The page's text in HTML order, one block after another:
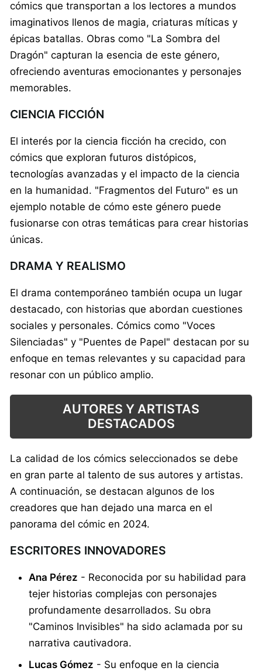
cómics que transportan a los lectores a mundos
imaginativos llenos de magia, criaturas míticas y
épicas batallas. Obras como "La Sombra del
Dragón" capturan la esencia de este género,
ofreciendo aventuras emocionantes y personajes
memorables.
CIENCIA FICCIÓN
El interés por la ciencia ficción ha crecido, con
cómics que exploran futuros distópicos,
tecnologías avanzadas y el impacto de la ciencia
en la humanidad. "Fragmentos del Futuro" es un
ejemplo notable de cómo este género puede
fusionarse con otras temáticas para crear historias
únicas.
DRAMA Y REALISMO
El drama contemporáneo también ocupa un lugar
destacado, con historias que abordan cuestiones
sociales y personales. Cómics como "Voces
Silenciadas" y "Puentes de Papel" destacan por su
enfoque en temas relevantes y su capacidad para
resonar con un público amplio.
AUTORES Y ARTISTAS
DESTACADOS
La calidad de los cómics seleccionados se debe
en gran parte al talento de sus autores y artistas.
A continuación, se destacan algunos de los
creadores que han dejado una marca en el
panorama del cómic en 2024.
ESCRITORES INNOVADORES
Ana Pérez - Reconocida por su habilidad para
tejer historias complejas con personajes
profundamente desarrollados. Su obra
"Caminos Invisibles" ha sido aclamada por su
narrativa cautivadora.
Lucas Gómez - Su enfoque en la ciencia